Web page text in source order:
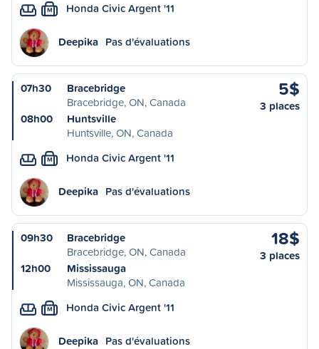
M Honda Civic Argent '11
Deepika Pas d'évaluations
07h30
Bracebridge
Bracebridge, ON, Canada
08h00
Huntsville
Huntsville, ON, Canada
5$
3 places
M Honda Civic Argent '11
Deepika Pas d'évaluations
09h30
Bracebridge
Bracebridge, ON, Canada
12h00
Mississauga
Mississauga, ON, Canada
18$
3 places
M Honda Civic Argent '11
Deepika Pas d'évaluations